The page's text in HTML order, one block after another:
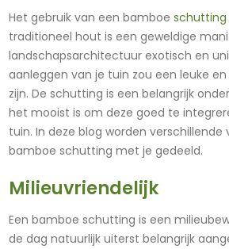
Het gebruik van een bamboe schutting
traditioneel hout is een geweldige
landschapsarchitectuur exotisch en
aanleggen van je tuin zou een leuke
zijn. De schutting is een belangrijk
het mooist is om deze goed te
tuin. In deze blog worden verschillende
bamboe schutting met je gedeeld.
Milieuvriendelijk
Een bamboe schutting is een
de dag natuurlijk uiterst belangrijk